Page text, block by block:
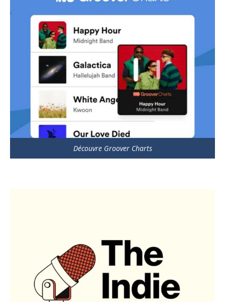
Découvre Groover Charts